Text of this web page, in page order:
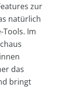
zur
natürlich
Tools. Im
das
bringt